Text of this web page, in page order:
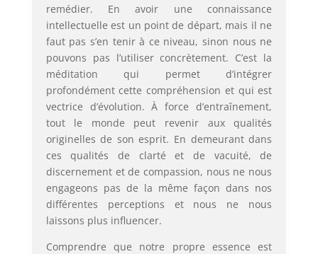
remédier. En avoir une connaissance
intellectuelle est un point de départ, mais il ne
faut pas s’en tenir à ce niveau, sinon nous ne
pouvons pas l’utiliser concrètement. C’est la
méditation qui permet d’intégrer
profondément cette compréhension et qui est
vectrice d’évolution. À force d’entraînement,
tout le monde peut revenir aux qualités
originelles de son esprit. En demeurant dans
ces qualités de clarté et de vacuité, de
discernement et de compassion, nous ne nous
engageons pas de la même façon dans nos
différentes perceptions et nous ne nous
laissons plus influencer.
Comprendre que notre propre essence est